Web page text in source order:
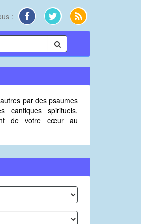
:
par des psaumes
spirituels,
de votre cœur au